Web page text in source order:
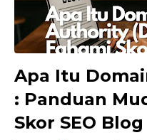
Apa Itu
: Panduan
Skor SEO